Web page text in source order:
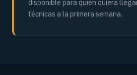
disponible para quien quiera
técnicas a la primera semana.